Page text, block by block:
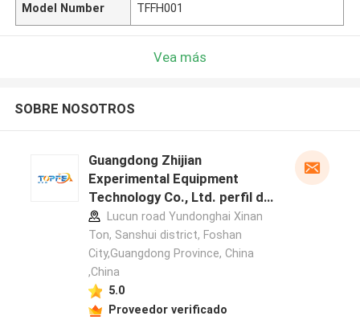
Model Number TFFH001
Vea más
SOBRE NOSOTROS
Guangdong Zhijian
Experimental Equipment
Technology Co., Ltd. perfil del
fabricante
Lucun road Yundonghai Xinan
Ton, Sanshui district, Foshan
City,Guangdong Province, China
,China
5.0
Proveedor verificado